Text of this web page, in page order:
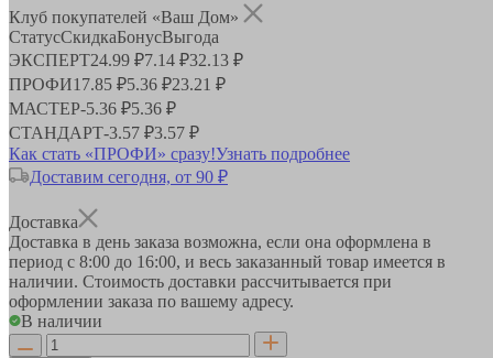
Клуб покупателей «Ваш Дом»
СтатусСкидкаБонусВыгода
ЭКСПЕРТ24.99 ₽7.14 ₽32.13 ₽
ПРОФИ17.85 ₽5.36 ₽23.21 ₽
МАСТЕР-5.36 ₽5.36 ₽
СТАНДАРТ-3.57 ₽3.57 ₽
Как стать «ПРОФИ» сразу!Узнать подробнее
Доставим сегодня, от 90 ₽
Доставка
Доставка в день заказа возможна, если она оформлена в
период с 8:00 до 16:00, и весь заказанный товар имеется в
наличии. Стоимость доставки рассчитывается при
оформлении заказа по вашему адресу.
В наличии